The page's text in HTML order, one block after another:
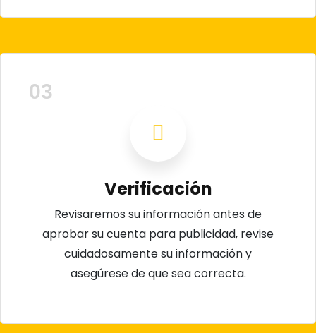
03
Verificación
Revisaremos su información antes de
aprobar su cuenta para publicidad, revise
cuidadosamente su información y
asegúrese de que sea correcta.